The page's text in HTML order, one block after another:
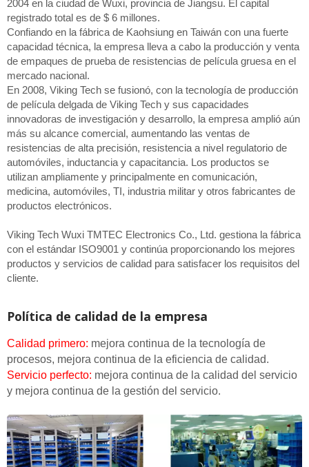
2004 en la ciudad de Wuxi, provincia de Jiangsu. El capital
registrado total es de $ 6 millones.
Confiando en la fábrica de Kaohsiung en Taiwán con una fuerte
capacidad técnica, la empresa lleva a cabo la producción y venta
de empaques de prueba de resistencias de película gruesa en el
mercado nacional.
En 2008, Viking Tech se fusionó, con la tecnología de producción
de película delgada de Viking Tech y sus capacidades
innovadoras de investigación y desarrollo, la empresa amplió aún
más su alcance comercial, aumentando las ventas de
resistencias de alta precisión, resistencia a nivel regulatorio de
automóviles, inductancia y capacitancia. Los productos se
utilizan ampliamente y principalmente en comunicación,
medicina, automóviles, TI, industria militar y otros fabricantes de
productos electrónicos.
Viking Tech Wuxi TMTEC Electronics Co., Ltd. gestiona la fábrica
con el estándar ISO9001 y continúa proporcionando los mejores
productos y servicios de calidad para satisfacer los requisitos del
cliente.
Política de calidad de la empresa
Calidad primero: mejora continua de la tecnología de
procesos, mejora continua de la eficiencia de calidad.
Servicio perfecto: mejora continua de la calidad del servicio
y mejora continua de la gestión del servicio.